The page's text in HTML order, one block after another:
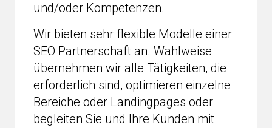
und/oder Kompetenzen.
Wir bieten sehr flexible Modelle einer
SEO Partnerschaft an. Wahlweise
übernehmen wir alle Tätigkeiten, die
erforderlich sind, optimieren einzelne
Bereiche oder Landingpages oder
begleiten Sie und Ihre Kunden mit